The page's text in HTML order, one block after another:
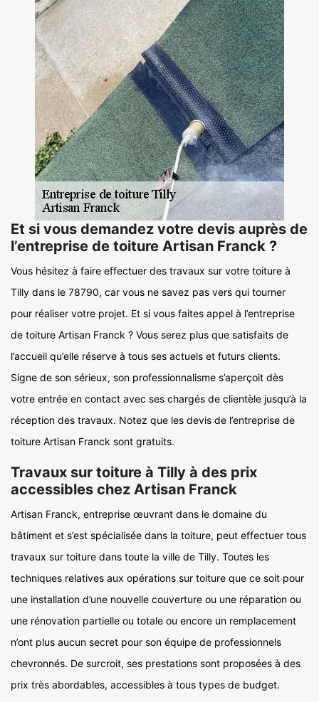
Et si vous demandez votre devis auprès de
l’entreprise de toiture Artisan Franck ?
Vous hésitez à faire effectuer des travaux sur votre toiture à
Tilly dans le 78790, car vous ne savez pas vers qui tourner
pour réaliser votre projet. Et si vous faites appel à l’entreprise
de toiture Artisan Franck ? Vous serez plus que satisfaits de
l’accueil qu’elle réserve à tous ses actuels et futurs clients.
Signe de son sérieux, son professionnalisme s’aperçoit dès
votre entrée en contact avec ses chargés de clientèle jusqu’à la
réception des travaux. Notez que les devis de l’entreprise de
toiture Artisan Franck sont gratuits.
Travaux sur toiture à Tilly à des prix
accessibles chez Artisan Franck
Artisan Franck, entreprise œuvrant dans le domaine du
bâtiment et s’est spécialisée dans la toiture, peut effectuer tous
travaux sur toiture dans toute la ville de Tilly. Toutes les
techniques relatives aux opérations sur toiture que ce soit pour
une installation d’une nouvelle couverture ou une réparation ou
une rénovation partielle ou totale ou encore un remplacement
n’ont plus aucun secret pour son équipe de professionnels
chevronnés. De surcroit, ses prestations sont proposées à des
prix très abordables, accessibles à tous types de budget.